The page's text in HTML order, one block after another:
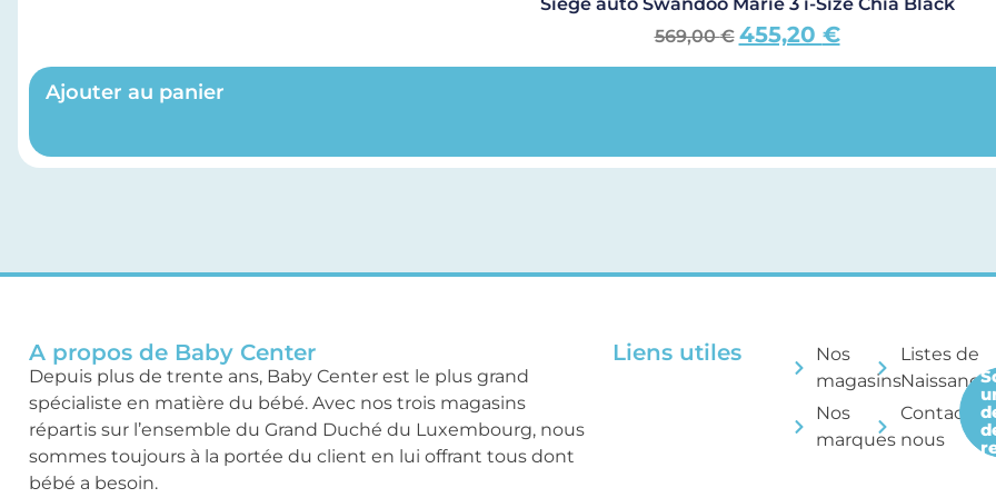
569,00€ 455,20 €
Ajouter au panier
A propos de Baby Center
Depuis plus de trente ans, Baby Center est le plus grand
spécialiste en matière du bébé. Avec nos trois magasins
répartis sur l’ensemble du Grand Duché du Luxembourg, nous
sommes toujours à la portée du client en lui offrant tous dont
bébé a besoin.
Liens utiles
Nos
magasins
Nos
marques
Listes de
Naissance
nous